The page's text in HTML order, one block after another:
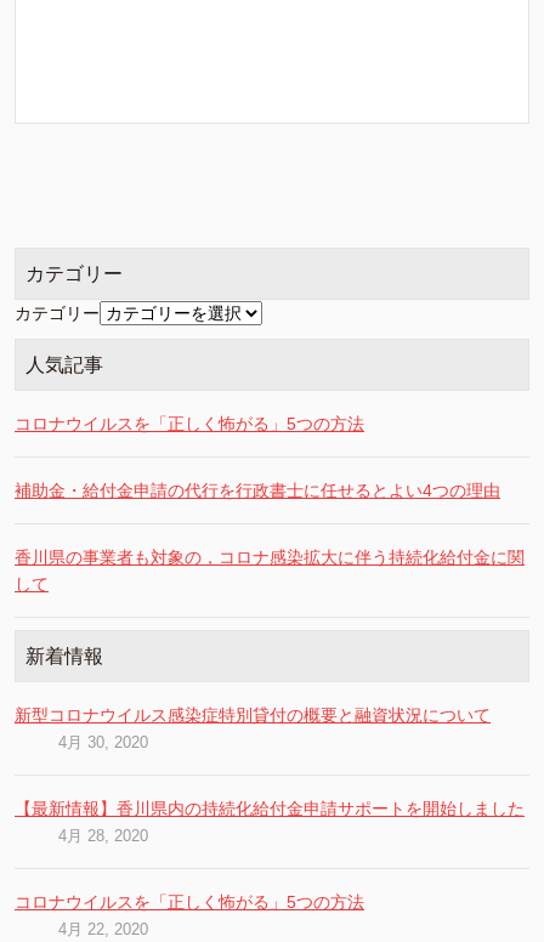
カテゴリー
カテゴリー
人気記事
コロナウイルスを「正しく怖がる」5つの方法
補助金・給付金申請の代行を行政書士に任せるとよい4つの理由
香川県の事業者も対象の，コロナ感染拡大に伴う持続化給付金に関
して
新着情報
新型コロナウイルス感染症特別貸付の概要と融資状況について
4月 30, 2020
【最新情報】香川県内の持続化給付金申請サポートを開始しました
4月 28, 2020
コロナウイルスを「正しく怖がる」5つの方法
4月 22, 2020